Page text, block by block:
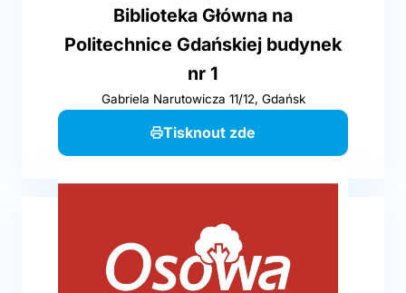
Biblioteka Główna na
Politechnice Gdańskiej budynek
nr 1
Gabriela Narutowicza 11/12, Gdańsk
Tisknout zde